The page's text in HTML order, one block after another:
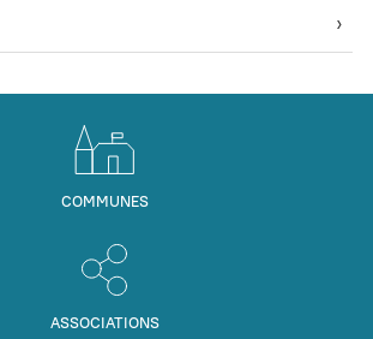
COMMUNES
ASSOCIATIONS